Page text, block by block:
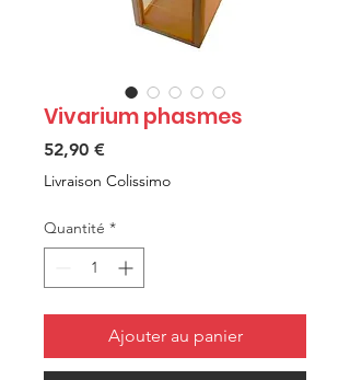
Vivarium phasmes
52,90 €
Livraison Colissimo
Quantité *
Ajouter au panier